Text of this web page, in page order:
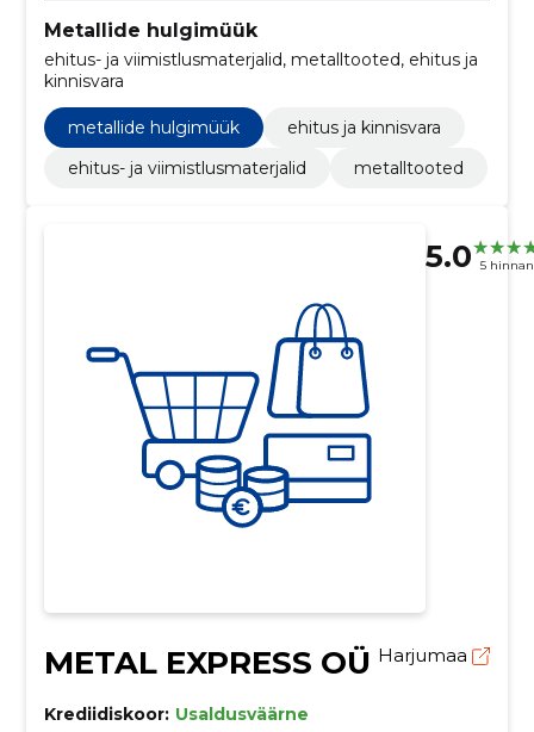
Metallide hulgimüük
ehitus- ja viimistlusmaterjalid, metalltooted, ehitus ja
kinnisvara
metallide hulgimüük
ehitus ja kinnisvara
ehitus- ja viimistlusmaterjalid
metalltooted
5.0 5
METAL EXPRESS OÜ Harjumaa
Krediidiskoor: Usaldusväärne